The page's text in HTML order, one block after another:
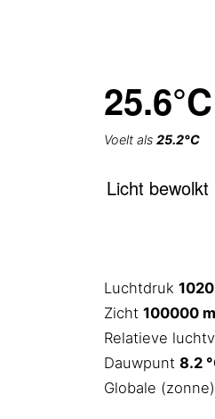
25.6°C
Voelt als 25.2°C
Licht bewolkt
Luchtdruk
Zicht 100000
Relatieve
Dauwpunt 8.2
Globale